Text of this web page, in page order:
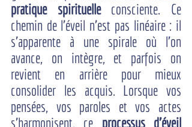
pratique spirituelle consciente. Ce
chemin de l'éveil n'est pas linéaire : il
s'apparente à une spirale où l'on
avance, on intègre, et parfois on
revient en arrière pour mieux
consolider les acquis. Lorsque vos
pensées, vos paroles et vos actes
s'harmonisent, ce processus d'éveil